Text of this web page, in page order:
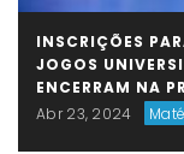
INSCRIÇÕES
JOGOS
ENCERRAM NA
Abr 23, 2024